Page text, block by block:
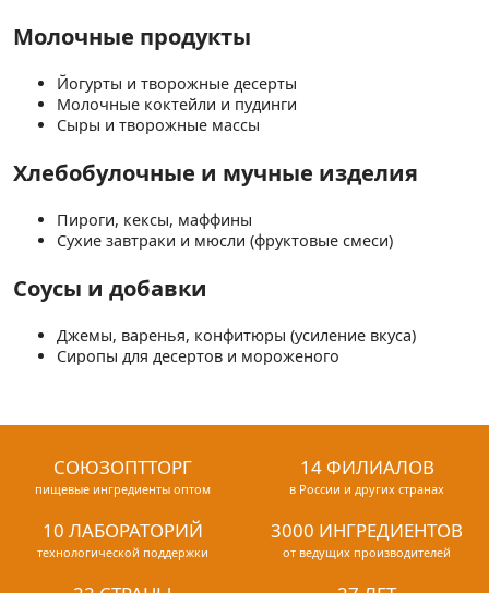
Молочные продукты
Йогурты и творожные десерты
Молочные коктейли и пудинги
Сыры и творожные массы
Хлебобулочные и мучные изделия
Пироги, кексы, маффины
Сухие завтраки и мюсли (фруктовые смеси)
Соусы и добавки
Джемы, варенья, конфитюры (усиление вкуса)
Сиропы для десертов и мороженого
СОЮЗОПТТОРГ
пищевые ингредиенты оптом
14 ФИЛИАЛОВ
в России и других странах
10 ЛАБОРАТОРИЙ
технологической поддержки
3000 ИНГРЕДИЕНТОВ
от ведущих производителей